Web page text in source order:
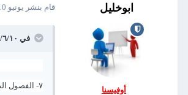
ابوخليل
أوفيسنا
قام بنشر يونيو 10, 2025
في ١٠‏/٦‏/٢٠٢٥ at 12:24,
٧- الفصول الدراسية ( الأول، نصف السنة، فصل ثاني، معدل السعي السنوي للفصول السابقة)